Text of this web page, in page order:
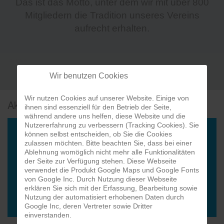
Aktuelles vom Verein
FRONTM3N – NOW AND TH3N – TOUR
STEFFI’s Kneipenquiz in der Sa
Der WhatsApp-Newsletter zieht
Komische Zeiten von Guido Cant
Wir benutzen Cookies
Wir nutzen Cookies auf unserer Website. Einige von
ihnen sind essenziell für den Betrieb der Seite,
während andere uns helfen, diese Website und die
Nutzererfahrung zu verbessern (Tracking Cookies). Sie
können selbst entscheiden, ob Sie die Cookies
zulassen möchten. Bitte beachten Sie, dass bei einer
Ablehnung womöglich nicht mehr alle Funktionalitäten
der Seite zur Verfügung stehen. Diese Webseite
verwendet die Produkt Google Maps und Google Fonts
von Google Inc. Durch Nutzung dieser Webseite
erklären Sie sich mit der Erfassung, Bearbeitung sowie
Nutzung der automatisiert erhobenen Daten durch
Google Inc, deren Vertreter sowie Dritter
einverstanden.